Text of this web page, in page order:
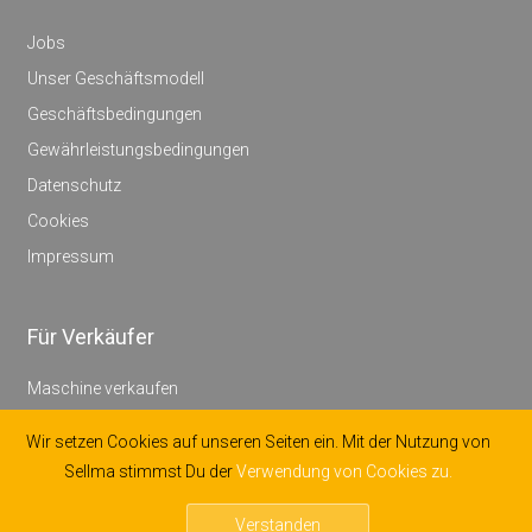
Jobs
Unser Geschäftsmodell
Geschäftsbedingungen
Gewährleistungsbedingungen
Datenschutz
Cookies
Impressum
Für Verkäufer
Maschine verkaufen
Großkunden
Wir setzen Cookies auf unseren Seiten ein. Mit der Nutzung von
Sellma stimmst Du derVerwendung von Cookies zu.
Verstanden